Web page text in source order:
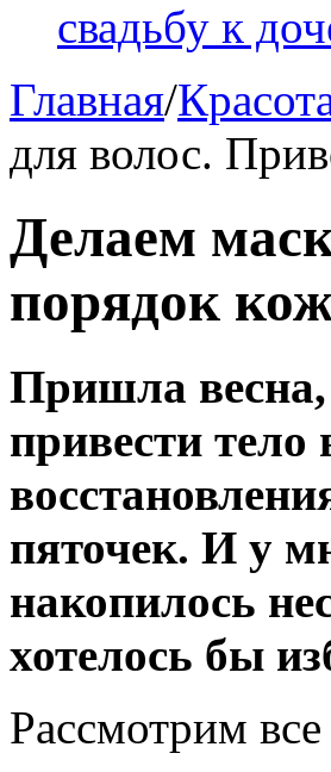
свадьбу к
Главная/
для волос.
Делаем
порядок
Пришла весна,
привести
пяточек. И у
накопилось
хотелось бы
Рассмотрим